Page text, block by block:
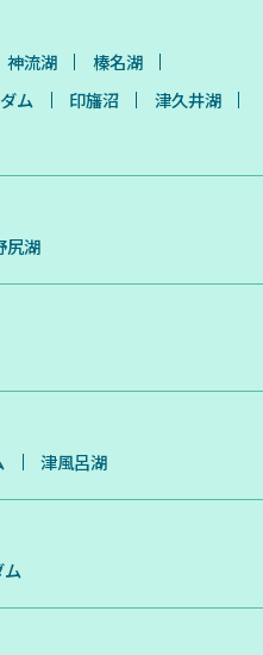
神流湖
榛名湖
ム 印旛沼
津久井湖
尻湖
津風呂湖